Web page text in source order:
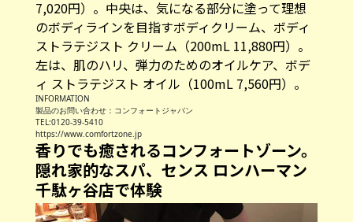
7,020円）。中央は、気になる部分に塗って理想
のボディラインを目指すボディクリーム、ボディ
ストラテジスト クリーム（200mL 11,880円）。
左は、肌のハリ、弾力のためのオイルケア、ボデ
ィ ストラテジスト オイル（100mL 7,560円）。
INFORMATION
製品のお問い合わせ：コンフォートジャパン
TEL:0120-39-5410
https://www.comfortzone.jp
香りでも癒されるコンフォートゾーン。
隠れ家的なスパ、センス ロンハーマン
千駄ヶ谷店で体験